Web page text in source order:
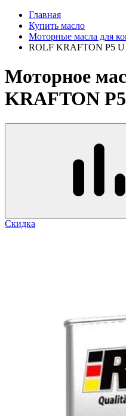
Главная
Купить масло
Моторные масла для
ROLF KRAFTON P5 U
Моторное
KRAFTON
Скидка